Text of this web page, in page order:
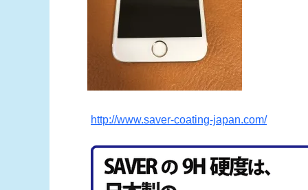
http://www.saver-coating-japan.com/